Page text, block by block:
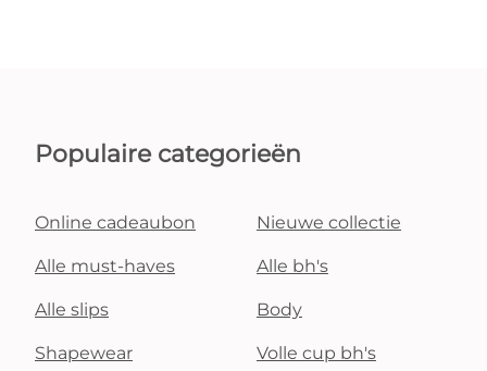
Populaire categorieën
Online cadeaubon Nieuwe collectie
Alle must-haves Alle bh's
Alle slips Body
Shapewear Volle cup bh's